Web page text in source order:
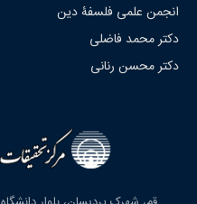
انجمن علمی فلسفۀ دین
دکتر محمد فاضلی
دکتر محسن رنانی